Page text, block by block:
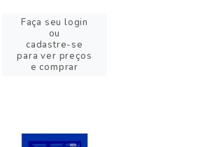
Faça seu login
ou
cadastre-se
para ver preços
e comprar